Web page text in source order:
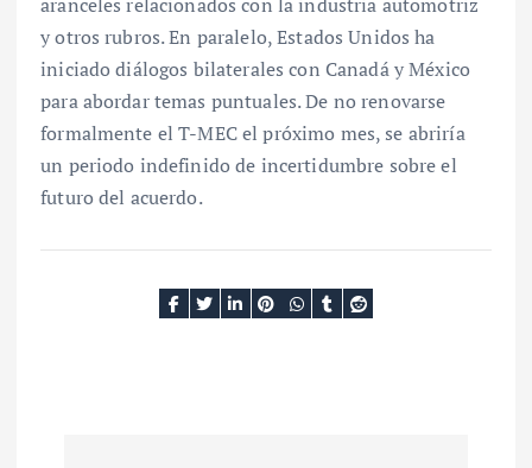
y otros rubros. En paralelo, Estados Unidos ha
iniciado diálogos bilaterales con Canadá y México
para abordar temas puntuales. De no renovarse
formalmente el T-MEC el próximo mes, se abriría
un periodo indefinido de incertidumbre sobre el
futuro del acuerdo.